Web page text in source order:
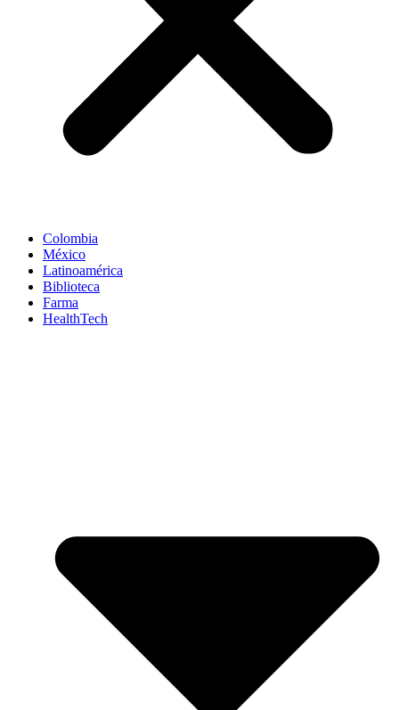
Colombia
México
Latinoamérica
Biblioteca
Farma
HealthTech